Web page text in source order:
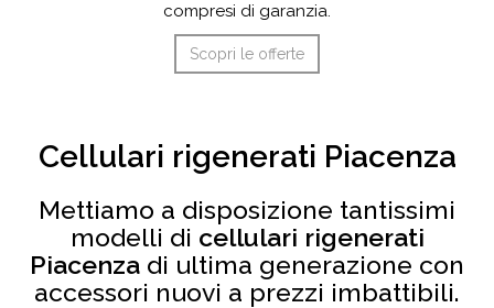
compresi di garanzia.
Scopri le offerte
Cellulari rigenerati Piacenza
Mettiamo a disposizione tantissimi
modelli di cellulari rigenerati
Piacenza di ultima generazione con
accessori nuovi a prezzi imbattibili.